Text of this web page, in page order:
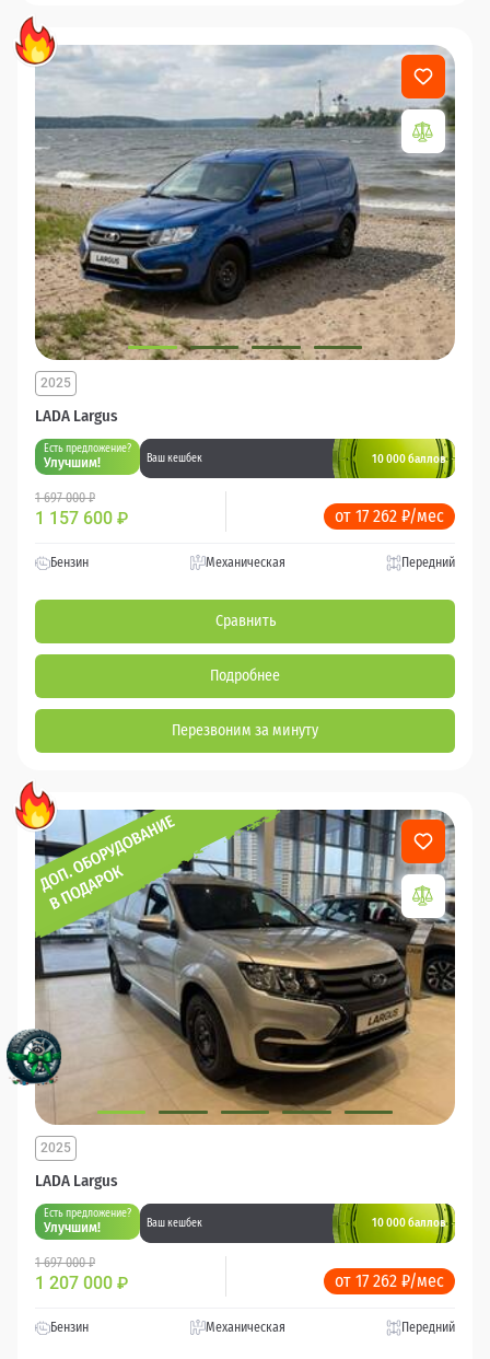
LADA Largus
2025
Есть предложение?
Улучшим! Ваш кешбек 10 000 баллов
1 697 000 ₽
1 157 600 ₽ от 17 262 ₽/мес
Бензин Механическая Передний
Сравнить
Подробнее
Перезвоним за минуту
LADA Largus
2025
Есть предложение?
Улучшим! Ваш кешбек 10 000 баллов
1 697 000 ₽
1 207 000 ₽ от 17 262 ₽/мес
Бензин Механическая Передний